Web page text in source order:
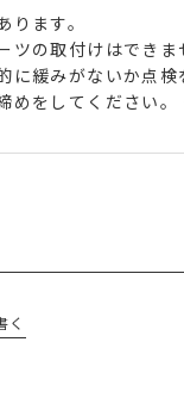
ます。
の取付けはできま
緩みがないか点
めをしてください
く